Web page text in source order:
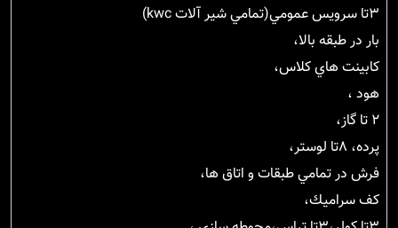
٣تا سرويس عمومي(تمامي شير آلات kwc)
بار در طبقه بالا،
كابينت هاي كلاس،
هود ،
٢ تا گاز،
پرده، ٨تا لوستر،
فرش در تمامي طبقات و اتاق ها،
كف سراميك،